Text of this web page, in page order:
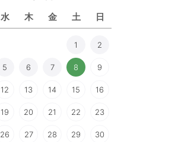
水 木 金 土 日
1 2
5 6 7 8 9
12 13 14 15 16
19 20 21 22 23
26 27 28 29 30